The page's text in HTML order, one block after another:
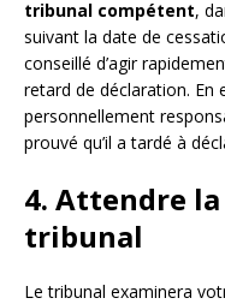
tribunal compétent,
suivant la date de
conseillé d’agir
retard de déclaration. En
personnellement
prouvé qu’il a tardé à
4. Attendre
tribunal
Le tribunal examinera